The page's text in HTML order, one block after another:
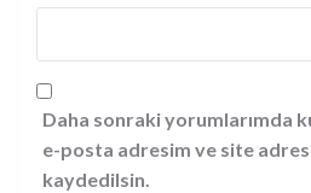
Daha sonraki yorumlarımda
e-posta adresim ve site
kaydedilsin.